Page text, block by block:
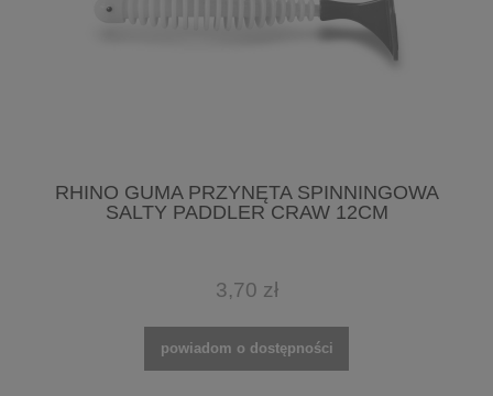
RHINO GUMA PRZYNĘTA SPINNINGOWA
SALTY PADDLER CRAW 12CM
3,70 zł
powiadom o dostępności